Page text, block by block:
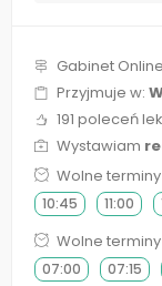
Gabinet Online
Przyjmuje w:
191 poleceń
Wystawiam
Wolne
10:45 11:00
Wolne
07:00 07:15